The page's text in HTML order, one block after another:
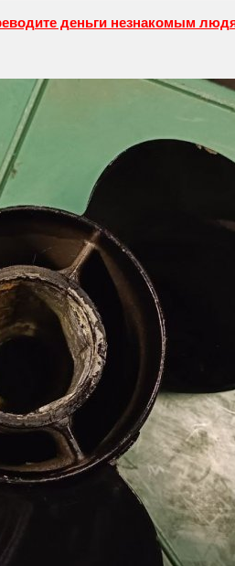
деньги незнакомым